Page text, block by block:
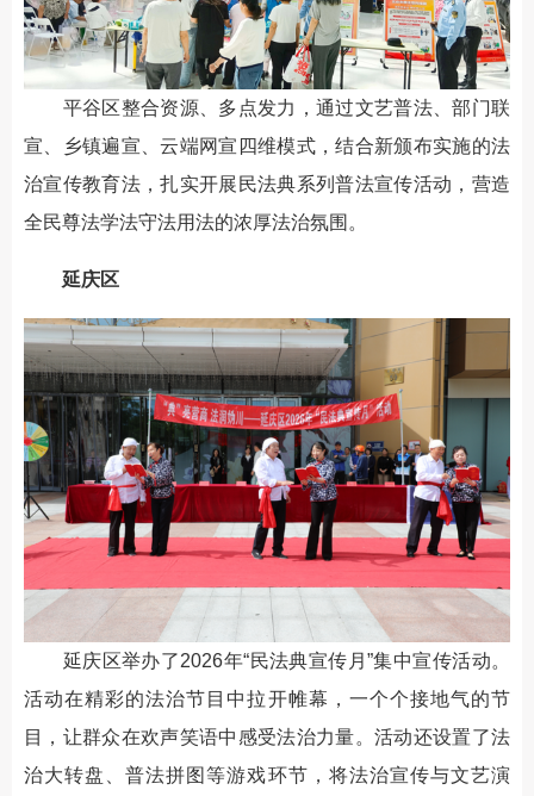
平谷区整合资源、多点发力，通过文艺普法、部门联
宣、乡镇遍宣、云端网宣四维模式，结合新颁布实施的法
治宣传教育法，扎实开展民法典系列普法宣传活动，营造
全民尊法学法守法用法的浓厚法治氛围。
延庆区
延庆区举办了2026年“民法典宣传月”集中宣传活动。
活动在精彩的法治节目中拉开帷幕，一个个接地气的节
目，让群众在欢声笑语中感受法治力量。活动还设置了法
治大转盘、普法拼图等游戏环节，将法治宣传与文艺演